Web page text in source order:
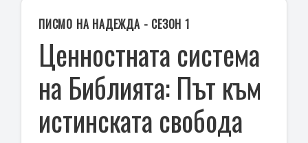
ПИСМО НА НАДЕЖДА - СЕЗОН 1
Ценностната система
на Библията: Път към
истинската свобода